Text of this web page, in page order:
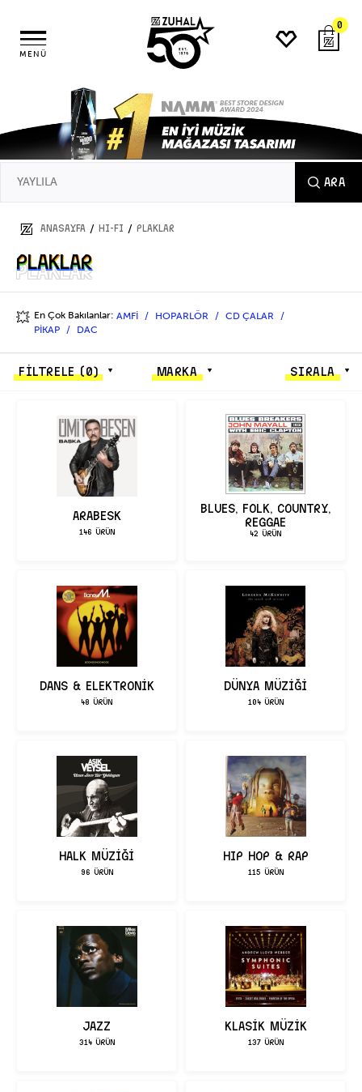
MENÜ
0
ARA
ANASAYFA / HI-FI / PLAKLAR
PLAKLAR
PLAKLAR
💥 En Çok Bakılanlar: AMFİ HOPARLÖR
CD ÇALAR
PİKAP
DAC
FİLTRELE(0) MARKA SIRALA
ARABESK
146 ÜRÜN
BLUES, FOLK, COUNTRY,
REGGAE
42 ÜRÜN
DANS & ELEKTRONİK
48 ÜRÜN
DÜNYA MÜZİĞİ
104 ÜRÜN
HALK MÜZİĞİ
96 ÜRÜN
HIP HOP & RAP
115 ÜRÜN
JAZZ
314 ÜRÜN
KLASİK MÜZİK
137 ÜRÜN